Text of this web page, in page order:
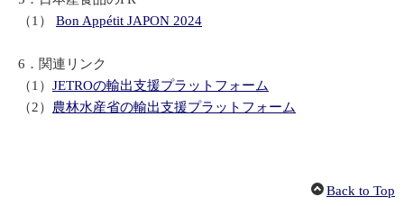
（1）
Bon Appétit JAPON 2024
6．関連リンク
（1） JETROの輸出支援プラットフォーム
（2） 農林水産省の輸出支援プラットフォーム
Back to Top